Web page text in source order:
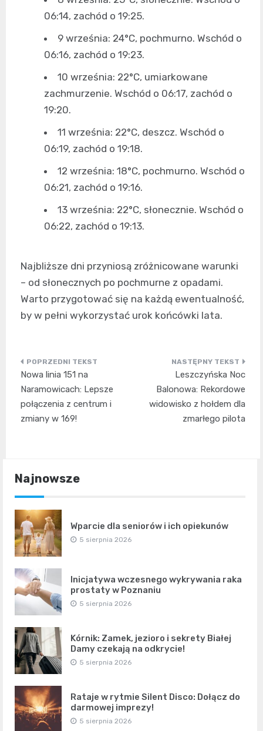
06:14, zachód o 19:25.
9 września: 24°C, pochmurno. Wschód o
06:16, zachód o 19:23.
10 września: 22°C, umiarkowane
zachmurzenie. Wschód o 06:17, zachód o
19:20.
11 września: 22°C, deszcz. Wschód o
06:19, zachód o 19:18.
12 września: 18°C, pochmurno. Wschód o
06:21, zachód o 19:16.
13 września: 22°C, słonecznie. Wschód o
06:22, zachód o 19:13.
Najbliższe dni przyniosą zróżnicowane warunki
– od słonecznych po pochmurne z opadami.
Warto przygotować się na każdą ewentualność,
by w pełni wykorzystać urok końcówki lata.
Nawigacja
wpisu
Nowa linia 151 na
Naramowicach: Lepsze
połączenia z centrum i
zmiany w 169!
Leszczyńska Noc
Balonowa: Rekordowe
widowisko z hołdem dla
zmarłego pilota
Najnowsze
Wparcie dla seniorów i ich opiekunów
5 sierpnia 2026
Inicjatywa wczesnego wykrywania raka
prostaty w Poznaniu
5 sierpnia 2026
Kórnik: Zamek, jezioro i sekrety Białej
Damy czekają na odkrycie!
5 sierpnia 2026
Rataje w rytmie Silent Disco: Dołącz do
darmowej imprezy!
5 sierpnia 2026